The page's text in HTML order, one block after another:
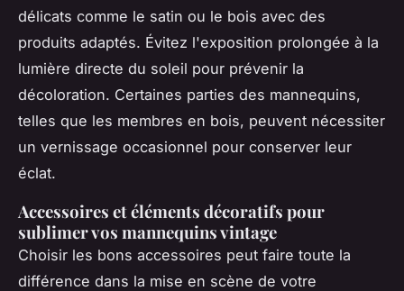
délicats comme le satin ou le bois avec des
produits adaptés. Évitez l'exposition prolongée à la
lumière directe du soleil pour prévenir la
décoloration. Certaines parties des mannequins,
telles que les membres en bois, peuvent nécessiter
un vernissage occasionnel pour conserver leur
éclat.
Accessoires et éléments décoratifs pour
sublimer vos mannequins vintage
Choisir les bons accessoires peut faire toute la
différence dans la mise en scène de votre